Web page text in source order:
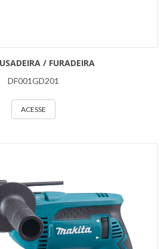
/ FURADEIRA
DF001GD201
ACESSE